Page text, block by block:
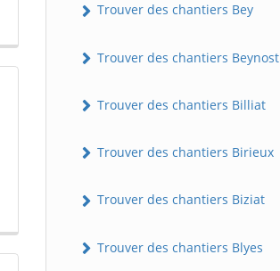
Trouver des chantiers Bey
Trouver des chantiers Beynost
Trouver des chantiers Billiat
Trouver des chantiers Birieux
Trouver des chantiers Biziat
Trouver des chantiers Blyes